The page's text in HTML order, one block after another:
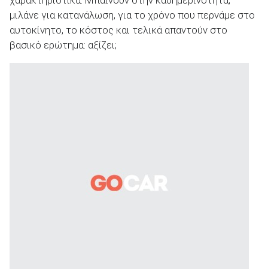
ΑΝΑΖΗΤΗΣΗ
μιλάνε για κατανάλωση, για το χρόνο που περνάμε στο
αυτοκίνητο, το κόστος και τελικά απαντούν στο
βασικό ερώτημα: αξίζει;